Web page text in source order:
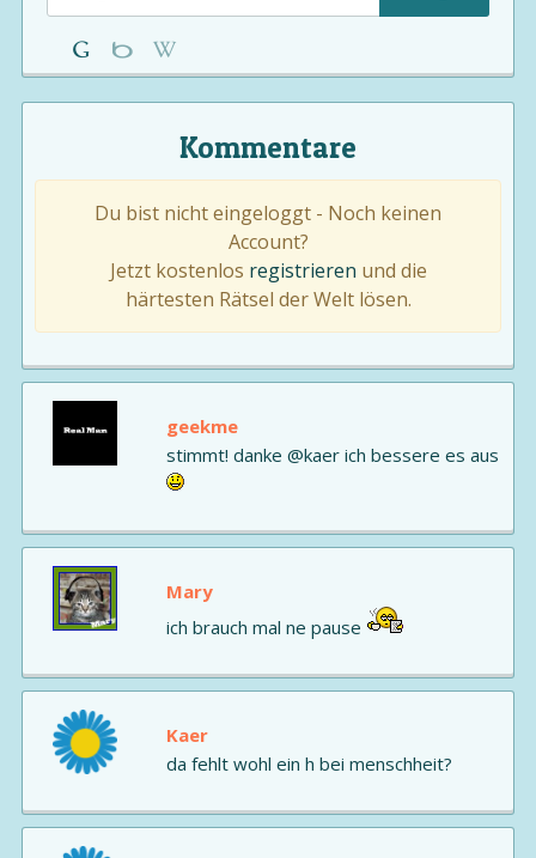
Kommentare
Du bist nicht eingeloggt - Noch keinen
Account?
Jetzt kostenlos registrieren und die
härtesten Rätsel der Welt lösen.
geekme
stimmt! danke @kaer ich bessere es aus
Mary
ich brauch mal ne pause
Kaer
da fehlt wohl ein h bei menschheit?